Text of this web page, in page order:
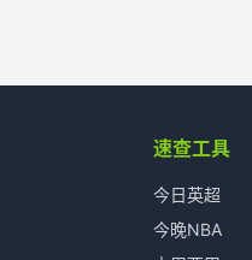
速查工具
今日英超
今晚NBA